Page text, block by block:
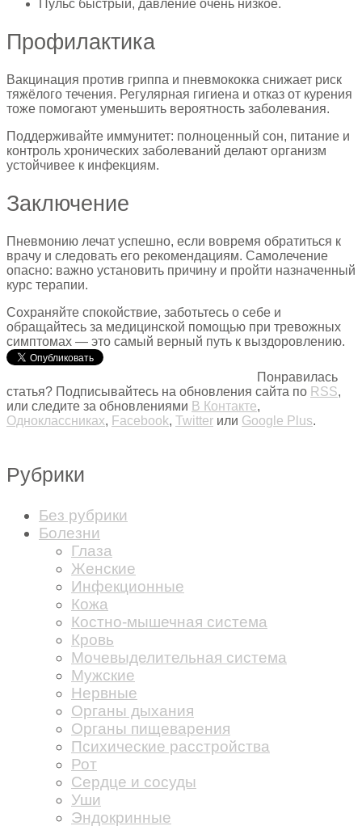
Пульс быстрый, давление очень низкое.
Профилактика
Вакцинация против гриппа и пневмококка снижает риск
тяжёлого течения. Регулярная гигиена и отказ от курения
тоже помогают уменьшить вероятность заболевания.
Поддерживайте иммунитет: полноценный сон, питание и
контроль хронических заболеваний делают организм
устойчивее к инфекциям.
Заключение
Пневмонию лечат успешно, если вовремя обратиться к
врачу и следовать его рекомендациям. Самолечение
опасно: важно установить причину и пройти назначенный
курс терапии.
Сохраняйте спокойствие, заботьтесь о себе и
обращайтесь за медицинской помощью при тревожных
симптомах — это самый верный путь к выздоровлению.
Понравилась
статья? Подписывайтесь на обновления сайта по RSS,
или следите за обновлениями В Контакте,
Одноклассниках, Facebook, Twitter или Google Plus.
Рубрики
Без рубрики
Болезни
Глаза
Женские
Инфекционные
Кожа
Костно-мышечная система
Кровь
Мочевыделительная система
Мужские
Нервные
Органы дыхания
Органы пищеварения
Психические расстройства
Рот
Сердце и сосуды
Уши
Эндокринные